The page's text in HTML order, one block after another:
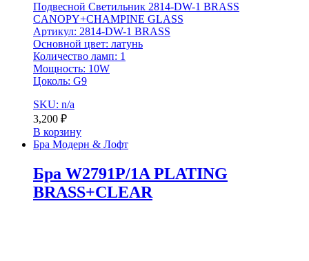
Подвесной Светильник 2814-DW-1 BRASS
CANOPY+CHAMPINE GLASS
Артикул: 2814-DW-1 BRASS
Основной цвет: латунь
Количество ламп: 1
Мощность: 10W
Цоколь: G9
SKU: n/a
3,200 ₽
В корзину
Бра Модерн & Лофт
Бра W2791P/1A PLATING
BRASS+CLEAR